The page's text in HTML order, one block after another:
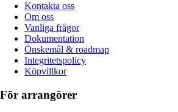
Kontakta oss
Om oss
Vanliga frågor
Dokumentation
Önskemål & roadmap
Integritetspolicy
Köpvillkor
För arrangörer